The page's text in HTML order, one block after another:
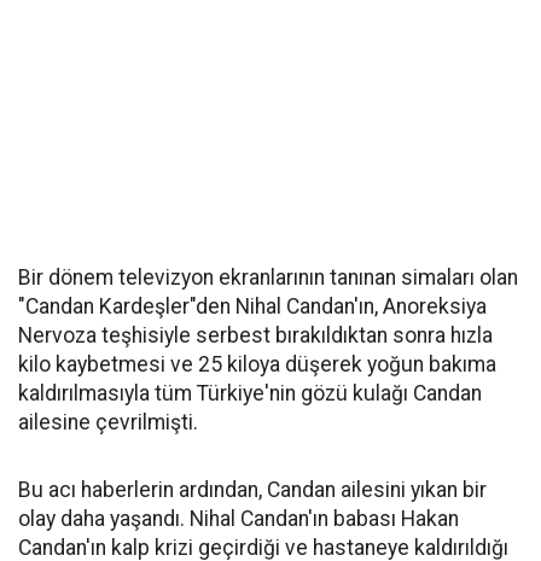
Bir dönem televizyon ekranlarının tanınan simaları olan
"Candan Kardeşler"den Nihal Candan'ın, Anoreksiya
Nervoza teşhisiyle serbest bırakıldıktan sonra hızla
kilo kaybetmesi ve 25 kiloya düşerek yoğun bakıma
kaldırılmasıyla tüm Türkiye'nin gözü kulağı Candan
ailesine çevrilmişti.
Bu acı haberlerin ardından, Candan ailesini yıkan bir
olay daha yaşandı. Nihal Candan'ın babası Hakan
Candan'ın kalp krizi geçirdiği ve hastaneye kaldırıldığı